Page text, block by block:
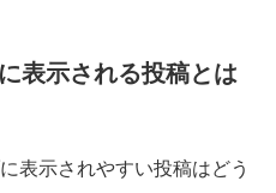
表示される投稿とは
表示されやすい投稿はどう